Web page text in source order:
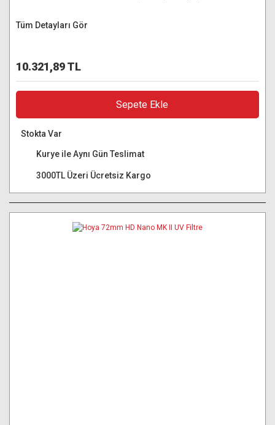
Tüm Detayları Gör
10.321,89 TL
Sepete Ekle
Stokta Var
Kurye ile Aynı Gün Teslimat
3000TL Üzeri Ücretsiz Kargo